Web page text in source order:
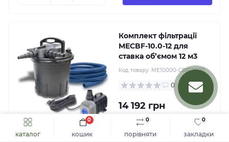
каталог порівняти
0
закладки
0
кошик
0
в наявності популярний
Комплект фільтрації
MECBF-10.0-12 для
ставка об’ємом 12 м3
Код товару: ME10000-CBF12000
0
14 192 грн